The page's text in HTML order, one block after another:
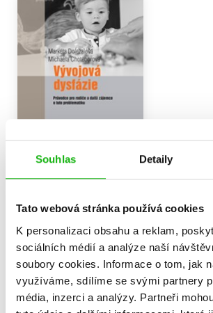
Souhlas Detaily
Tato webová stránka používá cookies
K personalizaci obsahu a reklam,
sociálních médií a analýze naší
soubory cookies. Informace o tom, jak
využíváme, sdílíme se svými partnery
média, inzerci a analýzy. Partneři
Vývojová dysfázie
Michaela Chotěborová
248 Kč 310 Kč
Do košíku